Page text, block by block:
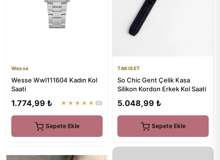
Wesse
Wesse Wwl111604 Kadın Kol
Saati
1.774,99 ₺ ★★★★★ (0)
Sepete Ekle
TAKISET
So Chic Gent Çelik Kasa
Silikon Kordon Erkek Kol Saati
5.048,99 ₺
Sepete Ekle